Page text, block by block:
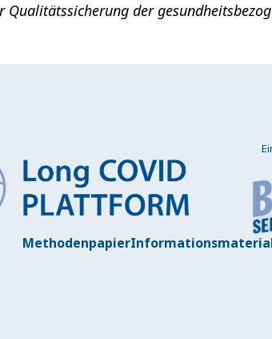
Qualitätssicherung der
Methodenpapier